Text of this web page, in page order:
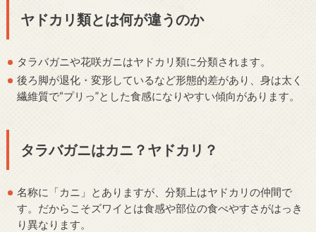
ヤドカリ類とは何が違うのか
タラバガニや花咲ガニはヤドカリ類に分類されます。
後ろ脚が退化・変形しているなど形態的差があり、身は太く
繊維質で“プリっ”とした食感になりやすい傾向があります。
タラバガニはカニ？ヤドカリ？
名称に「カニ」とありますが、分類上はヤドカリの仲間で
す。だからこそズワイとは食感や部位の食べやすさがはっき
り異なります。